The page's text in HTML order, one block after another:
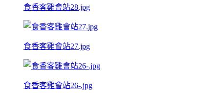
食香客雞會站28.jpg
食香客雞會站27.jpg
食香客雞會站26-.jpg